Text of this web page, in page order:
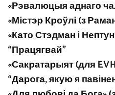
«Рэвалюцыя аднаго
«Містэр Кроўлі (з
«Като Стэдман і
“Працягвай”
«Сакратарыят (для
“Дарога, якую я